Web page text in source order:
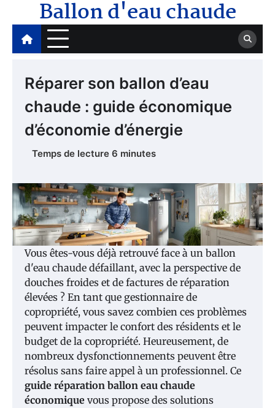
content
Ballon d'eau chaude
Réparer son ballon d’eau
chaude : guide économique
d’économie d’énergie
Vous êtes-vous déjà retrouvé face à un ballon
d'eau chaude défaillant, avec la perspective de
douches froides et de factures de réparation
élevées ? En tant que gestionnaire de
copropriété, vous savez combien ces problèmes
peuvent impacter le confort des résidents et le
budget de la copropriété. Heureusement, de
nombreux dysfonctionnements peuvent être
résolus sans faire appel à un professionnel. Ce
guide réparation ballon eau chaude
économique vous propose des solutions